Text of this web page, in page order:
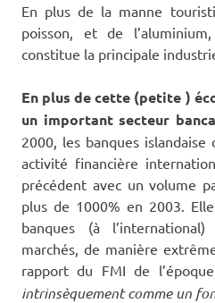
En plus de la manne
poisson, et de
constitue la principale
En plus de cette (petite )
un important secteur
2000, les banques
activité financière
précédent avec un volume
plus de 1000% en 2003.
banques (à
marchés, de manière
rapport du FMI de
intrinsèquement comme un